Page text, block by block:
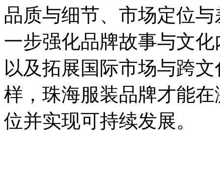
品质与细节、市场定位
一步强化品牌故事与文
以及拓展国际市场与跨
样，珠海服装品牌才能
位并实现可持续发展。